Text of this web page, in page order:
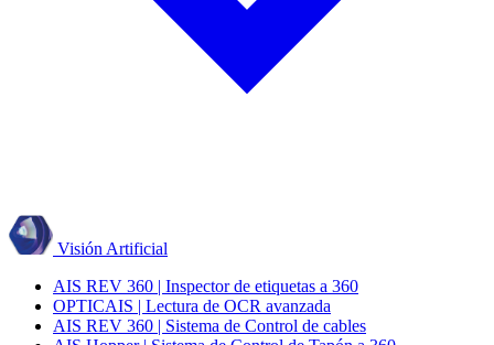
Visión Artificial
AIS REV 360 | Inspector de etiquetas a 360
OPTICAIS | Lectura de OCR avanzada
AIS REV 360 | Sistema de Control de cables